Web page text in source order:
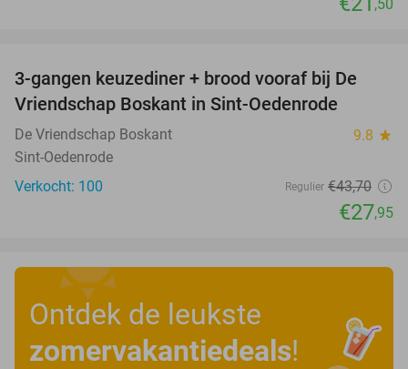
,50
36%
3-gangen keuzediner + brood vooraf bij De
Vriendschap Boskant in Sint-Oedenrode
De Vriendschap Boskant 9.8 star
Sint-Oedenrode
Verkocht: 100
Regulier €43,70
€27,95
Ontdek de leukste
zomervakantiedeals!